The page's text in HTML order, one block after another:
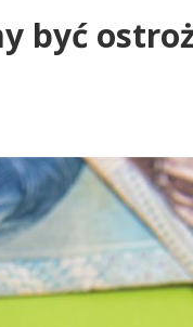
być